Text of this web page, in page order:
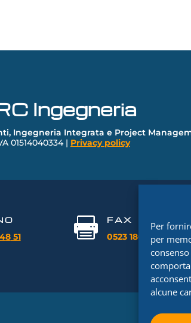
Per
per
alcune
Ingegneria
Ingegneria Integrata e Project
01514040334 | Privacy policy
851  FAX
0523 1860416